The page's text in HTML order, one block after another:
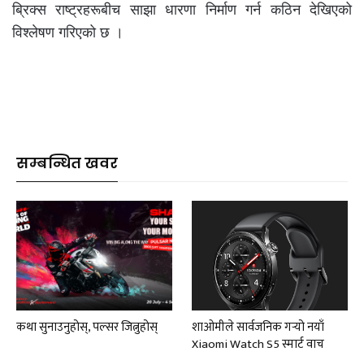
ब्रिक्स राष्ट्रहरूबीच साझा धारणा निर्माण गर्न कठिन देखिएको
विश्लेषण गरिएको छ ।
सम्बन्धित खवर
कथा सुनाउनुहोस्, पल्सर जित्नुहोस्
शाओमीले सार्वजनिक गर्‍यो नयाँ
Xiaomi Watch S5 स्मार्ट वाच